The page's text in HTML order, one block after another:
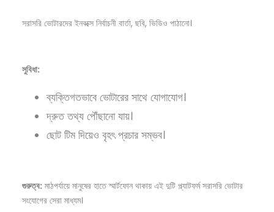
সরাসরি ভোটারদের ইনবক্সে নির্বাচনী বার্তা, ছবি, ভিডিও পাঠানো।
সুবিধা:
ব্যক্তিগতভাবে ভোটারের সাথে যোগাযোগ।
দ্রুত তথ্য পৌঁছানো যায়।
ছোট টিম দিয়েও বৃহৎ প্রচার সম্ভব।
গুরুত্ব: মাঠপর্যায়ে মানুষের হাতে স্মার্টফোন থাকায় এই দুটি প্ল্যাটফর্ম সরাসরি ভোটার
সংযোগের সেরা মাধ্যম।